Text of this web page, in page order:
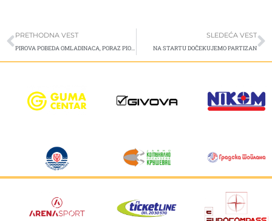
Prev
PRETHODNA VEST SLEDEĆA VEST
NA STARTU DOČEKUJEMO PARTIZAN